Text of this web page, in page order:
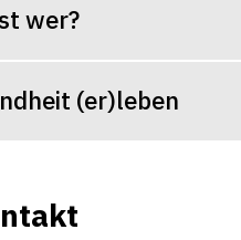
wer?
(er)leben